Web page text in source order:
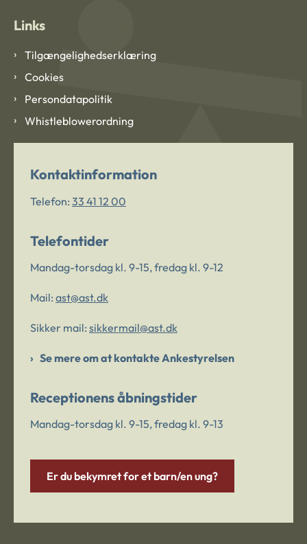
Links
Tilgængelighedserklæring
Cookies
Persondatapolitik
Whistleblowerordning
Kontaktinformation
Telefon: 33 41 12 00
Telefontider
Mandag-torsdag kl. 9-15, fredag kl. 9-12
Mail: ast@ast.dk
Sikker mail: sikkermail@ast.dk
Se mere om at kontakte Ankestyrelsen
Receptionens åbningstider
Mandag-torsdag kl. 9-15, fredag kl. 9-13
Er du bekymret for et barn/en ung?